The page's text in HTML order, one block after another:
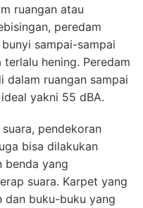
ruangan atau
peredam
sampai-sampai
hening. Peredam
dalam ruangan sampai
yakni 55 dBA.
pendekoran
bisa dilakukan
benda yang
suara. Karpet yang
dan buku-buku yang